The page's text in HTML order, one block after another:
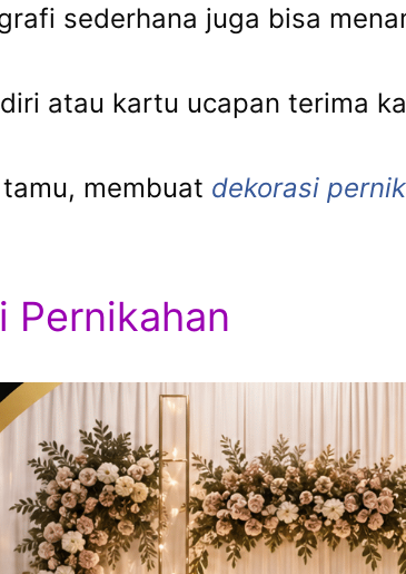
sederhana juga bisa
atau kartu ucapan terima
membuat dekorasi
Pernikahan